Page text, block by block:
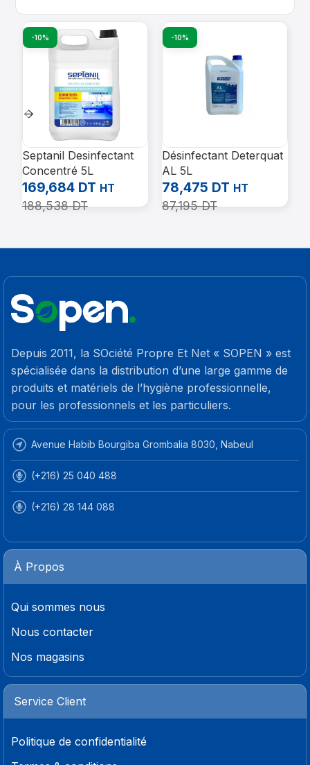
-10%
Septanil Desinfectant
Concentré 5L
169,684 DT HT
188,538DT
-10%
Désinfectant Deterquat
AL 5L
78,475 DT HT
87,195DT
Depuis 2011, la SOciété Propre Et Net « SOPEN » est
spécialisée dans la distribution d’une large gamme de
produits et matériels de l’hygiène professionnelle,
pour les professionnels et les particuliers.
Avenue Habib Bourgiba Grombalia 8030, Nabeul
(+216) 25 040 488
(+216) 28 144 088
À Propos
Qui sommes nous
Nous contacter
Nos magasins
Service Client
Politique de confidentialité